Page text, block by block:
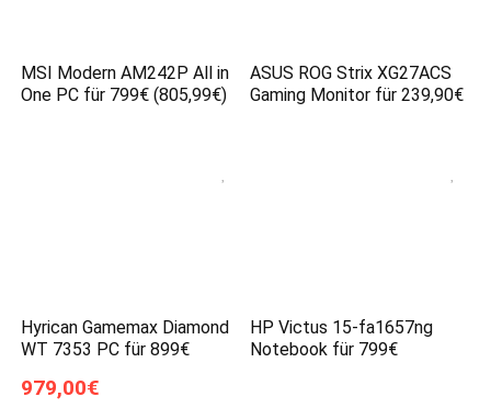
MSI Modern AM242P All in
One PC für 799€ (805,99€)
ASUS ROG Strix XG27ACS
Gaming Monitor für 239,90€
Hyrican Gamemax Diamond
WT 7353 PC für 899€
979,00€
HP Victus 15-fa1657ng
Notebook für 799€